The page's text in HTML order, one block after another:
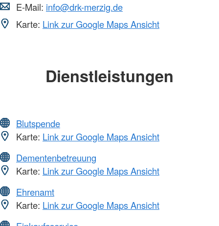
E-Mail: info@drk-merzig.de
Karte: Link zur Google Maps Ansicht
Dienstleistungen
Blutspende
Karte: Link zur Google Maps Ansicht
Dementenbetreuung
Karte: Link zur Google Maps Ansicht
Ehrenamt
Karte: Link zur Google Maps Ansicht